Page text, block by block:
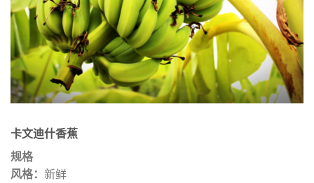
卡文迪什香蕉
规格
风格： 新鲜